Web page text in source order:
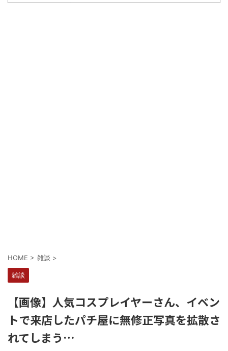
【怒報】国税庁「あのさぁ！君らがちゃんと納税してくれないと
HOME > 雑談 >
雑談
【画像】人気コスプレイヤーさん、イベン
トで来店したパチ屋に無修正写真を拡散さ
れてしまう…